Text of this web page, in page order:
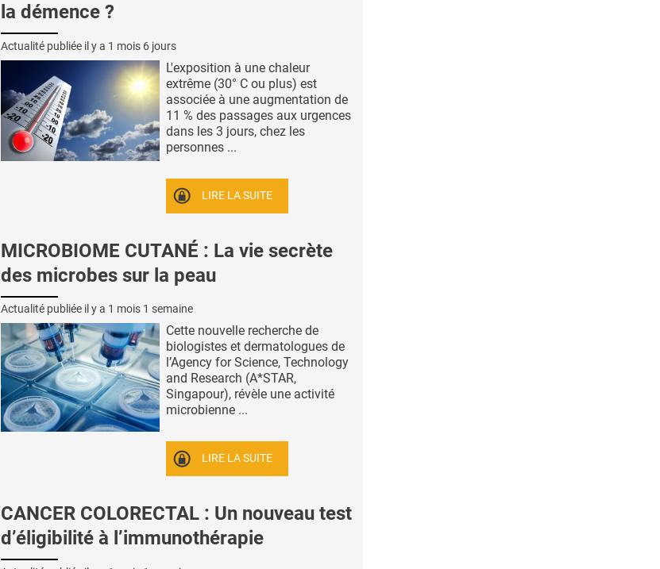
la démence ?
Actualité publiée il y a 1 mois 6 jours
L'exposition à une chaleur
extrême (30° C ou plus) est
associée à une augmentation de
11 % des passages aux urgences
dans les 3 jours, chez les
personnes ...
LIRE LA SUITE
MICROBIOME CUTANÉ : La vie secrète
des microbes sur la peau
Actualité publiée il y a 1 mois 1 semaine
Cette nouvelle recherche de
biologistes et dermatologues de
l’Agency for Science, Technology
and Research (A*STAR,
Singapour), révèle une activité
microbienne ...
LIRE LA SUITE
CANCER COLORECTAL : Un nouveau test
d’éligibilité à l’immunothérapie